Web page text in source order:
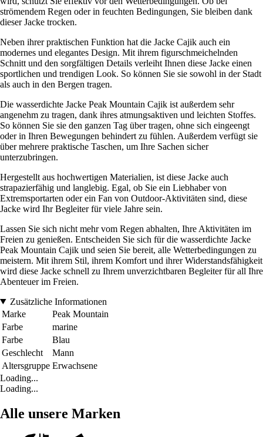
strömendem Regen oder in feuchten Bedingungen, Sie bleiben dank
dieser Jacke trocken.
Neben ihrer praktischen Funktion hat die Jacke Cajik auch ein
modernes und elegantes Design. Mit ihrem figurschmeichelnden
Schnitt und den sorgfältigen Details verleiht Ihnen diese Jacke einen
sportlichen und trendigen Look. So können Sie sie sowohl in der Stadt
als auch in den Bergen tragen.
Die wasserdichte Jacke Peak Mountain Cajik ist außerdem sehr
angenehm zu tragen, dank ihres atmungsaktiven und leichten Stoffes.
So können Sie sie den ganzen Tag über tragen, ohne sich eingeengt
oder in Ihren Bewegungen behindert zu fühlen. Außerdem verfügt sie
über mehrere praktische Taschen, um Ihre Sachen sicher
unterzubringen.
Hergestellt aus hochwertigen Materialien, ist diese Jacke auch
strapazierfähig und langlebig. Egal, ob Sie ein Liebhaber von
Extremsportarten oder ein Fan von Outdoor-Aktivitäten sind, diese
Jacke wird Ihr Begleiter für viele Jahre sein.
Lassen Sie sich nicht mehr vom Regen abhalten, Ihre Aktivitäten im
Freien zu genießen. Entscheiden Sie sich für die wasserdichte Jacke
Peak Mountain Cajik und seien Sie bereit, alle Wetterbedingungen zu
meistern. Mit ihrem Stil, ihrem Komfort und ihrer Widerstandsfähigkeit
wird diese Jacke schnell zu Ihrem unverzichtbaren Begleiter für all Ihre
Abenteuer im Freien.
Zusätzliche Informationen
Marke
Peak Mountain
Farbe
marine
Farbe
Blau
Geschlecht
Mann
Altersgruppe Erwachsene
Loading...
Loading...
Alle unsere Marken